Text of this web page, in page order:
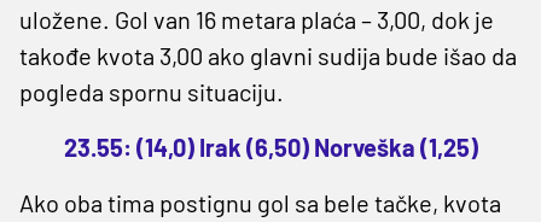
uložene. Gol van 16 metara plaća – 3,00, dok je
takođe kvota 3,00 ako glavni sudija bude išao da
pogleda spornu situaciju.
23.55: (14,0) Irak (6,50) Norveška (1,25)
Ako oba tima postignu gol sa bele tačke, kvota